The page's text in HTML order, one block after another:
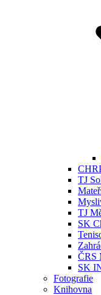
TJ
TJ
SK
ČRS
SK
Fotografie
Knihovna